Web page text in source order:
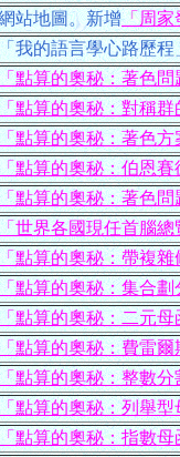
站地圖。新增「周家
我的語言學心路歷程
點算的奧秘：著色
「點算的奧秘：對稱群
點算的奧秘：著色方
點算的奧秘：伯恩
點算的奧秘：著色
世界各國現任首腦總
點算的奧秘：帶複
點算的奧秘：集合
點算的奧秘：二元母
點算的奧秘：費雷爾
點算的奧秘：整數分
點算的奧秘：列舉型
點算的奧秘：指數母